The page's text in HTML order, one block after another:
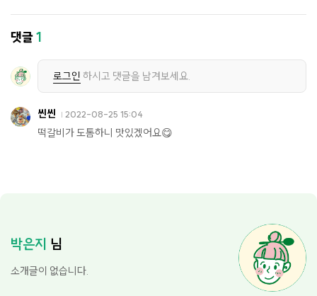
댓글1
로그인 하시고 댓글을 남겨보세요.
씬씬 2022-08-25 15:04
떡갈비가 도톰하니 맛있겠어요😋
박은지 님
소개글이 없습니다.